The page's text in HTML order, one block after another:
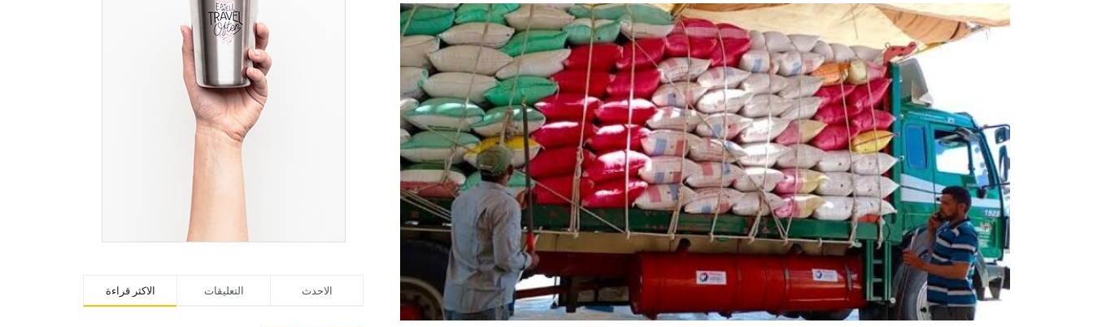
الاكثر قراءة التعليقات الاحدث